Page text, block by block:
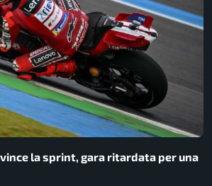
la sprint, gara ritardata per una